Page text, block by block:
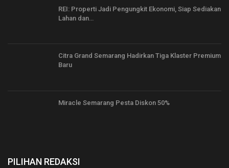
REI: Properti Jadi Pengungkit Ekonomi, Siap Sediakan
Lahan dan…
Citra Grand Semarang Hadirkan Tiga Klaster Premium
Baru
Miracle Semarang Pesta Diskon 50%
PILIHAN REDAKSI